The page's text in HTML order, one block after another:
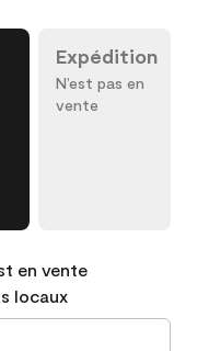
Expédition
N’est pas en
vente
en vente
locaux